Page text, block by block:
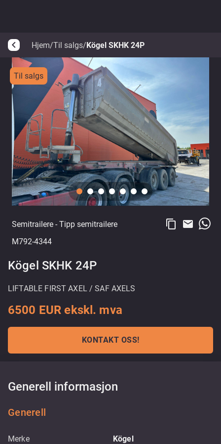
arrow_back_ios Hjem/Til salgs/Kögel SKHK 24P
Til salgs
Semitrailere - Tipp semitrailere
M792-4344
content_copy email
Kögel SKHK 24P
LIFTABLE FIRST AXEL / SAF AXELS
6500 EUR ekskl. mva
KONTAKT OSS!
Generell informasjon
Generell
Merke Kögel